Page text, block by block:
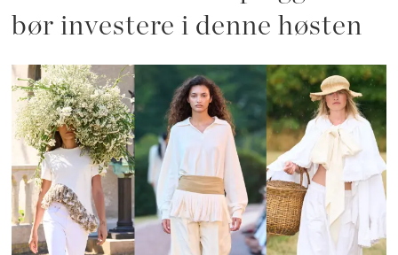
bør investere i denne høsten